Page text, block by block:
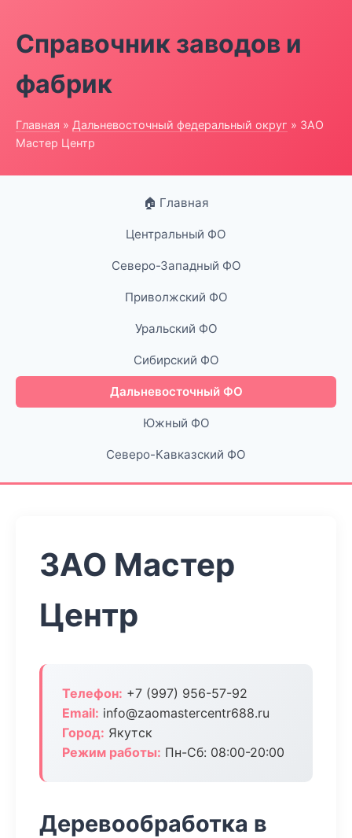
Справочник заводов и
фабрик
Главная » Дальневосточный федеральный округ » ЗАО
Мастер Центр
🏠 Главная
Центральный ФО
Северо-Западный ФО
Приволжский ФО
Уральский ФО
Сибирский ФО
Дальневосточный ФО
Южный ФО
Северо-Кавказский ФО
ЗАО Мастер
Центр
Телефон: +7 (997) 956-57-92
Email: info@zaomastercentr688.ru
Город: Якутск
Режим работы: Пн-Сб: 08:00-20:00
Деревообработка в